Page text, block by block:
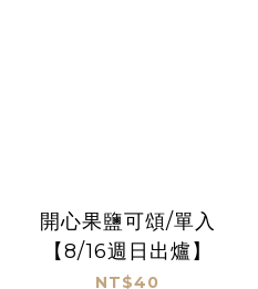
開心果鹽可頌/單入
【8/16週日出爐】
NT$40